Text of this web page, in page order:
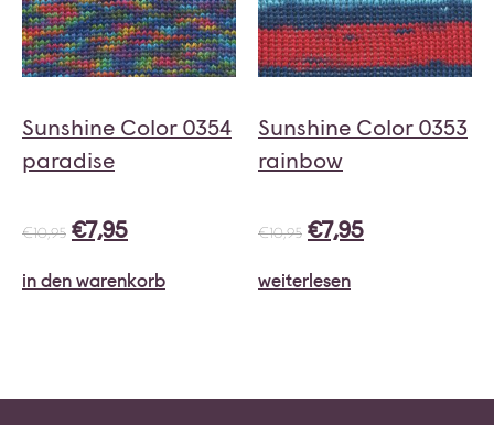
Sunshine Color 0354
paradise
€10,95 €7,95
in den warenkorb
Sunshine Color 0353
rainbow
€10,95 €7,95
weiterlesen